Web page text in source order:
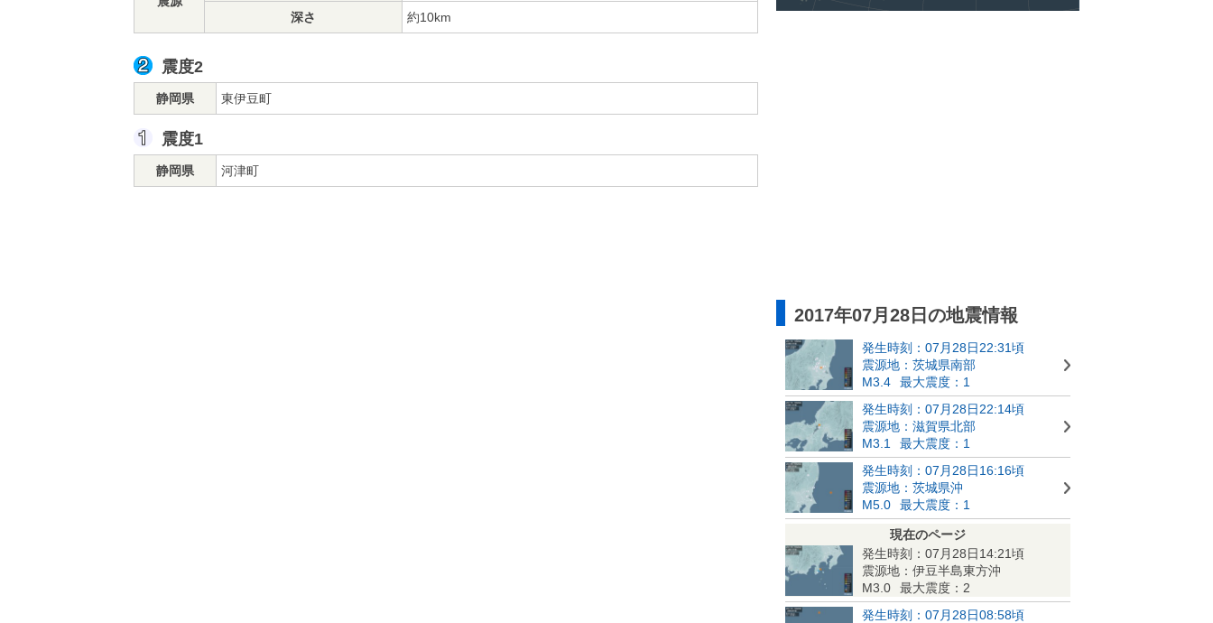
深さ
約10km
震度2
静岡県 東伊豆町
震度1
静岡県 河津町
2017年07月28日の地震情報
発生時刻：07月28日22:31頃
震源地：茨城県南部
M3.4
最大震度：1
発生時刻：07月28日22:14頃
震源地：滋賀県北部
M3.1
最大震度：1
発生時刻：07月28日16:16頃
震源地：茨城県沖
M5.0
最大震度：1
現在のページ
発生時刻：07月28日14:21頃
震源地：伊豆半島東方沖
M3.0
最大震度：2
発生時刻：07月28日08:58頃